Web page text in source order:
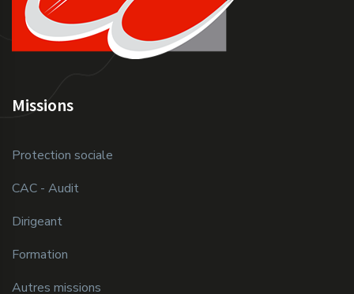
Missions
Protection sociale
CAC - Audit
Dirigeant
Formation
Autres missions